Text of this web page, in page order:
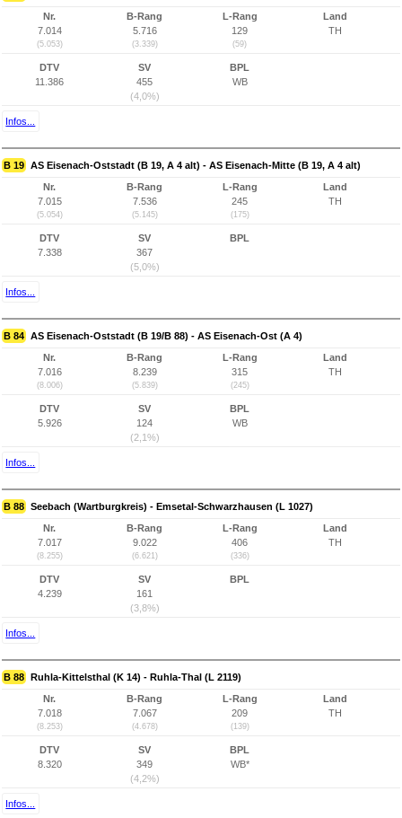
Nr.
7.014
(5.053)
B-Rang
5.716
(3.339)
L-Rang
129
(59)
Land
TH
DTV
11.386
SV
455
(4,0%)
BPL
WB
Infos...
B 19 AS Eisenach-Oststadt (B 19, A 4 alt) - AS Eisenach-Mitte (B 19, A 4 alt)
Nr.
7.015
(5.054)
B-Rang
7.536
(5.145)
L-Rang
245
(175)
Land
TH
DTV
7.338
SV
367
(5,0%)
BPL
Infos...
B 84 AS Eisenach-Oststadt (B 19/B 88) - AS Eisenach-Ost (A 4)
Nr.
7.016
(8.006)
B-Rang
8.239
(5.839)
L-Rang
315
(245)
Land
TH
DTV
5.926
SV
124
(2,1%)
BPL
WB
Infos...
B 88 Seebach (Wartburgkreis) - Emsetal-Schwarzhausen (L 1027)
Nr.
7.017
(8.255)
B-Rang
9.022
(6.621)
L-Rang
406
(336)
Land
TH
DTV
4.239
SV
161
(3,8%)
BPL
Infos...
B 88 Ruhla-Kittelsthal (K 14) - Ruhla-Thal (L 2119)
Nr.
7.018
(8.253)
B-Rang
7.067
(4.678)
L-Rang
209
(139)
Land
TH
DTV
8.320
SV
349
(4,2%)
BPL
WB*
Infos...